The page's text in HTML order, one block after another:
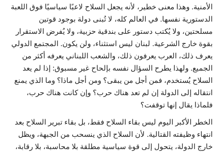
الأمنية. وهذا معنى خطير، لأنه يجعل السلاح لاعبًا سياسيًا فوق اللعبة
الدستورية نفسها. في العالم كله، لا تُبنى دولة بوجود قوتين
مسلحتين، ولا يُكتب دستور على بندقية حزبية، ولا يُفرض الاستقرار
بقوة خارج الشرعية. لبنان ليس استثناء، ولن يكون. المجتمع الدولي
يعرف ذلك، العرب يعرفون ذلك، والشعب اللبناني يعرفه أكثر من
الجميع. ولهذا يطرح السؤال نفسه بإلحاح غير مسبوق: إذا لم يعد
السلاح يُستخدم، فمن أجل من يبقى؟ ومن أجل ماذا؟ وما الذي يمنع
انتقاله إلى الدولة إن لم تعد هناك حرب؟ وإن كانت هناك حرب،
فلماذا يقال إنها توقفت؟
الخطر الأكبر اليوم ليس بقاء السلاح فقط، بل بقاء تبرير السلاح بعد
انتهاء وظيفته القتالية. لأن السلاح الذي ينسحب من الجبهة، ويظل
خارج الدولة، يتحول إلى قوة سياسية مطلقة بلا محاسبة، بلا رقابة،